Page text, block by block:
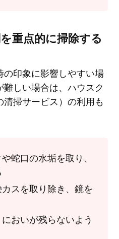
重点的に掃除する
印象に影響しやすい場
しい場合は、ハウスク
掃サービス）の利用も
蛇口の水垢を取り、
スを取り除き、鏡を
おいが残らないよう